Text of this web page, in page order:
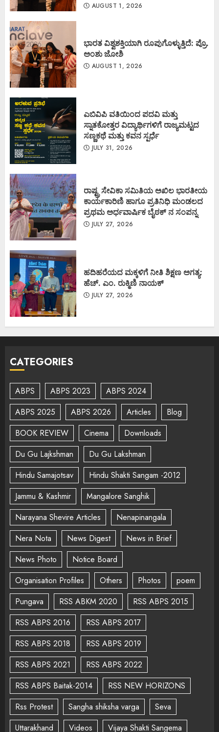
AUGUST 1, 2026
ಭಾರತ ವಿಶ್ವಶಕ್ತಿಯಾಗಿ ರೂಪುಗೊಳ್ಳುತ್ತಿದೆ: ಪ್ರೊ.
ಅಂಶು ಜೋಶಿ
AUGUST 1, 2026
ಎಬಿವಿಪಿ ವತಿಯಿಂದ ಪದವಿ ಮತ್ತು
ಸ್ನಾತಕೋತ್ತರ ವಿದ್ಯಾರ್ಥಿಗಳಿಗೆ ರಾಜ್ಯಮಟ್ಟದ
ಸಣ್ಣಕಥೆ ಮತ್ತು ಕವನ ಸ್ಪರ್ಧೆ
JULY 31, 2026
ರಾಷ್ಟ್ರ ಸೇವಿಕಾ ಸಮಿತಿಯ ಅಖಿಲ ಭಾರತೀಯ
ಕಾರ್ಯಕಾರಿಣಿ ಹಾಗೂ ಪ್ರತಿನಿಧಿ ಮಂಡಲದ
ಪ್ರಥಮ ಅರ್ಧವಾರ್ಷಿಕ ಬೈಠಕ್ ನ ಸಂಪನ್ನ
JULY 27, 2026
ಹದಿಹರೆಯದ ಮಕ್ಕಳಿಗೆ ನೀತಿ ಶಿಕ್ಷಣ ಅಗತ್ಯ:
ಹೆಚ್. ಎಂ. ರುಕ್ಮಿಣಿ ನಾಯಕ್
JULY 27, 2026
CATEGORIES
ABPS ABPS 2023
ABPS 2024
ABPS 2025
ABPS 2026 Articles
Blog
BOOK REVIEW
Cinema
Downloads
Du Gu Lajkshman
Du Gu Lakshman
Hindu Samajotsav
Hindu Shakti Sangam -2012
Jammu & Kashmir
Mangalore Sanghik
Narayana Shevire Articles
Nenapinangala
Nera Nota
News Digest
News in Brief
News Photo
Notice Board
Organisation Profiles
Others Photos
poem
Pungava
RSS ABKM 2020
RSS ABPS 2015
RSS ABPS 2016
RSS ABPS 2017
RSS ABPS 2018
RSS ABPS 2019
RSS ABPS 2021
RSS ABPS 2022
RSS ABPS Baitak-2014
RSS NEW HORIZONS
Rss Protest
Sangha shiksha varga
Seva
Uttarakhand
Videos Vijaya Shakti Sangema